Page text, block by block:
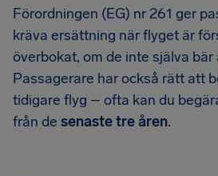
Förordningen (EG) nr 261 ger
kräva ersättning när flyget är
överbokat, om de inte själva bär
Passagerare har också rätt att
tidigare flyg – ofta kan du
från de senaste tre åren.